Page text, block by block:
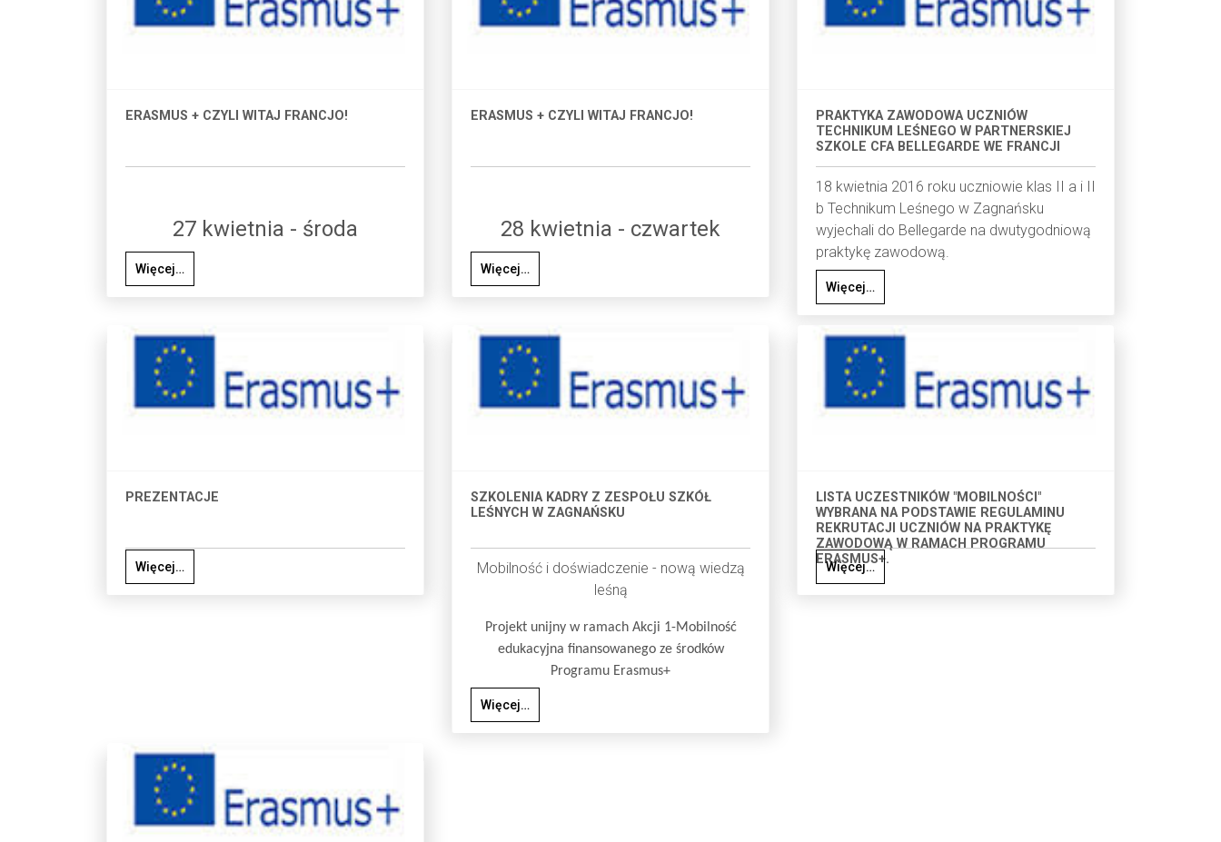
ERASMUS + CZYLI WITAJ FRANCJO!
27 kwietnia - środa
Więcej…
ERASMUS + CZYLI WITAJ FRANCJO!
28 kwietnia - czwartek
Więcej…
PRAKTYKA ZAWODOWA UCZNIÓW
TECHNIKUM LEŚNEGO W PARTNERSKIEJ
SZKOLE CFA BELLEGARDE WE FRANCJI
18 kwietnia 2016 roku uczniowie klas II a i II
b Technikum Leśnego w Zagnańsku
wyjechali do Bellegarde na dwutygodniową
praktykę zawodową.
Więcej…
PREZENTACJE
Więcej…
SZKOLENIA KADRY Z ZESPOŁU SZKÓŁ
LEŚNYCH W ZAGNAŃSKU
Mobilność i doświadczenie - nową wiedzą
leśną
Projekt unijny w ramach Akcji 1-Mobilność
edukacyjna finansowanego ze środków
Programu Erasmus+
Więcej…
LISTA UCZESTNIKÓW "MOBILNOŚCI"
WYBRANA NA PODSTAWIE REGULAMINU
REKRUTACJI UCZNIÓW NA PRAKTYKĘ
ZAWODOWĄ W RAMACH PROGRAMU
ERASMUS+.
Więcej…